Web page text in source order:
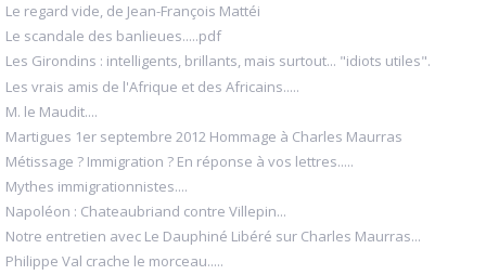
Le regard vide, de Jean-François Mattéi
Le scandale des banlieues.....pdf
Les Girondins : intelligents, brillants, mais surtout... "idiots utiles".
Les vrais amis de l'Afrique et des Africains.....
M. le Maudit....
Martigues 1er septembre 2012 Hommage à Charles Maurras
Métissage ? Immigration ? En réponse à vos lettres.....
Mythes immigrationnistes....
Napoléon : Chateaubriand contre Villepin...
Notre entretien avec Le Dauphiné Libéré sur Charles Maurras...
Philippe Val crache le morceau.....